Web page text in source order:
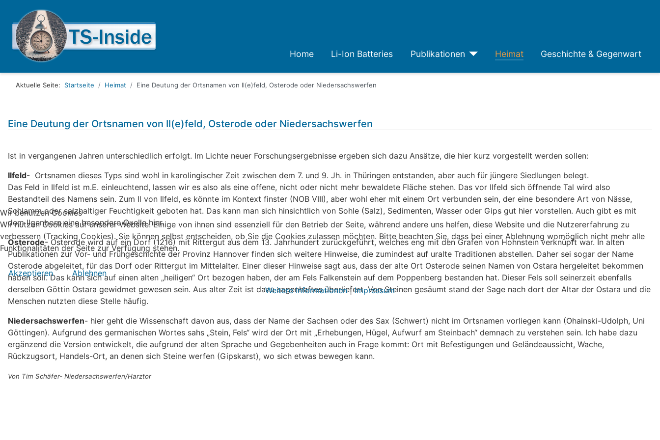
Home Li-Ion Batteries Publikationen Heimat Geschichte & Gegenwart
Aktuelle Seite: Startseite Heimat Eine Deutung der Ortsnamen von Il(e)feld, Osterode oder Niedersachswerfen
Eine Deutung der Ortsnamen von Il(e)feld, Osterode oder Niedersachswerfen
Ist in vergangenen Jahren unterschiedlich erfolgt. Im Lichte neuer Forschungsergebnisse ergeben sich dazu Ansätze, die hier kurz vorgestellt werden sollen:
Ilfeld- Ortsnamen dieses Typs sind wohl in karolingischer Zeit zwischen dem 7. und 9. Jh. in Thüringen entstanden, aber auch für jüngere Siedlungen belegt.
Das Feld in Ilfeld ist m.E. einleuchtend, lassen wir es also als eine offene, nicht oder nicht mehr bewaldete Fläche stehen. Das vor Ilfeld sich öffnende Tal wird also
Bestandteil des Namens sein. Zum Il von Ilfeld, es könnte im Kontext finster (NOB VIII), aber wohl eher mit einem Ort verbunden sein, der eine besondere Art von Nässe,
Schlamm oder salzhaltiger Feuchtigkeit geboten hat. Das kann man sich hinsichtlich von Sohle (Salz), Sedimenten, Wasser oder Gips gut hier vorstellen. Auch gibt es mit
dem Ilgenborn eine besondere Quelle hier.
Osterode- Osterode wird auf ein Dorf (1216) mit Rittergut aus dem 13. Jahrhundert zurückgeführt, welches eng mit den Grafen von Hohnstein verknüpft war. In alten
Publikationen zur Vor- und Frühgeschichte der Provinz Hannover finden sich weitere Hinweise, die zumindest auf uralte Traditionen abstellen. Daher sei sogar der Name
Osterode abgeleitet, für das Dorf oder Rittergut im Mittelalter. Einer dieser Hinweise sagt aus, dass der alte Ort Osterode seinen Namen von Ostara hergeleitet bekommen
haben soll. Das kann sich auf einen alten „heiligen“ Ort bezogen haben, der am Fels Falkenstein auf dem Poppenberg bestanden hat. Dieser Fels soll seinerzeit ebenfalls
derselben Göttin Ostara gewidmet gewesen sein. Aus alter Zeit ist dazu sagenhaftes überliefert. Von Steinen gesäumt stand der Sage nach dort der Altar der Ostara und die
Menschen nutzten diese Stelle häufig.
Niedersachswerfen- hier geht die Wissenschaft davon aus, dass der Name der Sachsen oder des Sax (Schwert) nicht im Ortsnamen vorliegen kann (Ohainski-Udolph, Uni
Göttingen). Aufgrund des germanischen Wortes sahs „Stein, Fels“ wird der Ort mit „Erhebungen, Hügel, Aufwurf am Steinbach“ demnach zu verstehen sein. Ich habe dazu
ergänzend die Version entwickelt, die aufgrund der alten Sprache und Gegebenheiten auch in Frage kommt: Ort mit Befestigungen und Geländeaussicht, Wache,
Rückzugsort, Handels-Ort, an denen sich Steine werfen (Gipskarst), wo sich etwas bewegen kann.
Von Tim Schäfer- Niedersachswerfen/Harztor
Wir benutzen Cookies
Wir nutzen Cookies auf unserer Website. Einige von ihnen sind essenziell für den Betrieb der Seite, während andere uns helfen, diese Website und die Nutzererfahrung zu
verbessern (Tracking Cookies). Sie können selbst entscheiden, ob Sie die Cookies zulassen möchten. Bitte beachten Sie, dass bei einer Ablehnung womöglich nicht mehr alle
Funktionalitäten der Seite zur Verfügung stehen.
Akzeptieren
Ablehnen
Weitere Informationen|Impressum